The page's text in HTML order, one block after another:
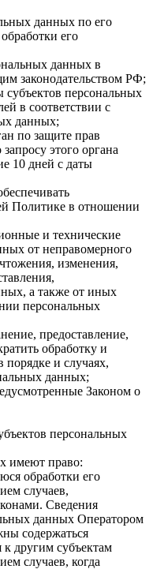
данных по его
его
данных в
законодательством РФ;
персональных
в соответствии с
данных;
по защите прав
этого органа
10 дней с даты
Политике в отношении
и технические
от неправомерного
изменения,
а также от иных
персональных
предоставление,
обработку и
и случаях,
данных;
Законом о
персональных
имеют право:
обработки его
случаев,
Сведения
данных Оператором
содержаться
другим субъектам
случаев, когда